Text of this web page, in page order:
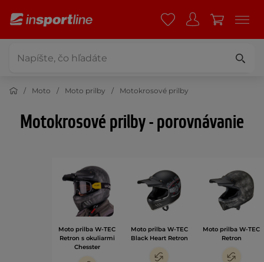
Moto Moto prilby Motokrosové prilby
Motokrosové prilby - porovnávanie
Moto prilba W-TEC
Retron s okuliarmi
Chesster
Moto prilba W-TEC
Black Heart Retron
Moto prilba W-TEC
Retron